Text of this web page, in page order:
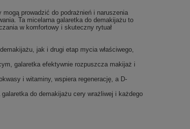
prowadzić do podrażnień i naruszenia
Ta micelarna galaretka do demakijażu to
w komfortowy i skuteczny rytuał
jak i drugi etap mycia właściwego,
galaretka efektywnie rozpuszcza makijaż i
i witaminy, wspiera regenerację, a D-
do demakijażu cery wrażliwej i każdego